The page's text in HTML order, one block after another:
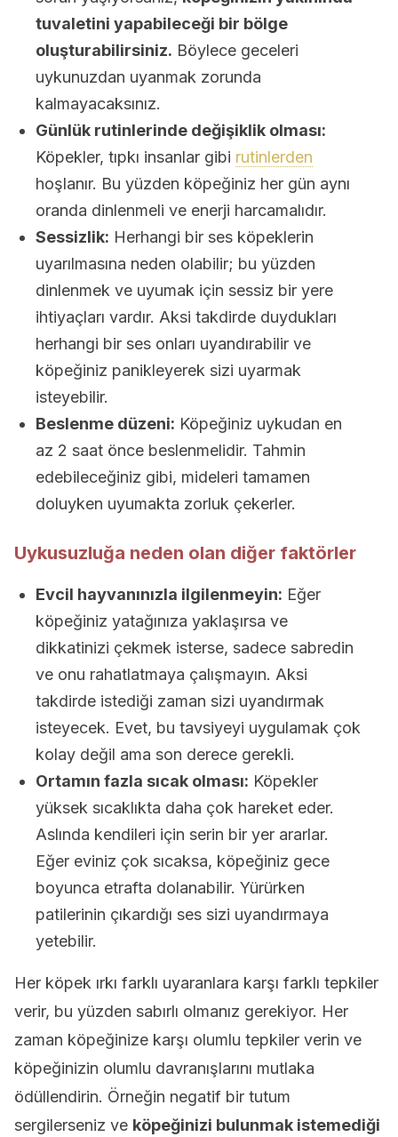
tuvaletini yapabileceği bir bölge
oluşturabilirsiniz. Böylece geceleri
uykunuzdan uyanmak zorunda
kalmayacaksınız.
Günlük rutinlerinde değişiklik olması:
Köpekler, tıpkı insanlar gibi rutinlerden
hoşlanır. Bu yüzden köpeğiniz her gün aynı
oranda dinlenmeli ve enerji harcamalıdır.
Sessizlik: Herhangi bir ses köpeklerin
uyarılmasına neden olabilir; bu yüzden
dinlenmek ve uyumak için sessiz bir yere
ihtiyaçları vardır. Aksi takdirde duydukları
herhangi bir ses onları uyandırabilir ve
köpeğiniz panikleyerek sizi uyarmak
isteyebilir.
Beslenme düzeni: Köpeğiniz uykudan en
az 2 saat önce beslenmelidir. Tahmin
edebileceğiniz gibi, mideleri tamamen
doluyken uyumakta zorluk çekerler.
Uykusuzluğa neden olan diğer faktörler
Evcil hayvanınızla ilgilenmeyin: Eğer
köpeğiniz yatağınıza yaklaşırsa ve
dikkatinizi çekmek isterse, sadece sabredin
ve onu rahatlatmaya çalışmayın. Aksi
takdirde istediği zaman sizi uyandırmak
isteyecek. Evet, bu tavsiyeyi uygulamak çok
kolay değil ama son derece gerekli.
Ortamın fazla sıcak olması: Köpekler
yüksek sıcaklıkta daha çok hareket eder.
Aslında kendileri için serin bir yer ararlar.
Eğer eviniz çok sıcaksa, köpeğiniz gece
boyunca etrafta dolanabilir. Yürürken
patilerinin çıkardığı ses sizi uyandırmaya
yetebilir.
Her köpek ırkı farklı uyaranlara karşı farklı tepkiler
verir, bu yüzden sabırlı olmanız gerekiyor. Her
zaman köpeğinize karşı olumlu tepkiler verin ve
köpeğinizin olumlu davranışlarını mutlaka
ödüllendirin. Örneğin negatif bir tutum
sergilerseniz ve köpeğinizi bulunmak istemediği